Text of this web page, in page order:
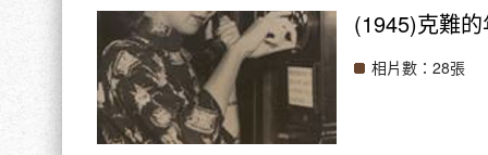
(1945)克難
相片數：28張